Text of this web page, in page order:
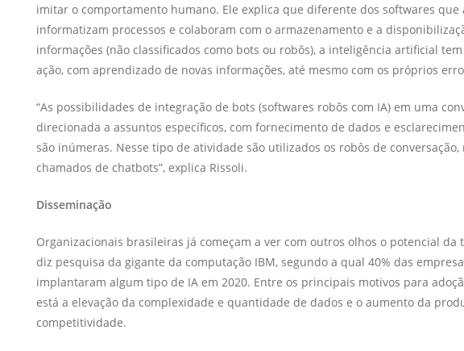
imitar o comportamento humano. Ele explica que diferente dos softwares que
informatizam processos e colaboram com o armazenamento e a
informações (não classificados como bots ou robôs), a inteligência artificial
ação, com aprendizado de novas informações, até mesmo com os próprios
“As possibilidades de integração de bots (softwares robôs com IA) em uma
direcionada a assuntos específicos, com fornecimento de dados e
são inúmeras. Nesse tipo de atividade são utilizados os robôs de
chamados de chatbots”, explica Rissoli.
Disseminação
Organizacionais brasileiras já começam a ver com outros olhos o potencial da
diz pesquisa da gigante da computação IBM, segundo a qual 40% das
implantaram algum tipo de IA em 2020. Entre os principais motivos para
está a elevação da complexidade e quantidade de dados e o aumento da
competitividade.